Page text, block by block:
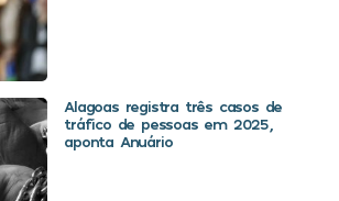
Alagoas registra três casos de
tráfico de pessoas em 2025,
aponta Anuário